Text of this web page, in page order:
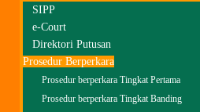
SIPP
e-Court
Direktori Putusan
Prosedur Berperkara
Prosedur berperkara Tingkat Pertama
Prosedur berperkara Tingkat Banding